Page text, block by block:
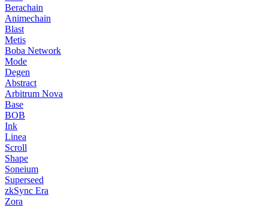
Berachain
Animechain
Blast
Metis
Boba Network
Mode
Degen
Abstract
Arbitrum Nova
Base
BOB
Ink
Linea
Scroll
Shape
Soneium
Superseed
zkSync Era
Zora